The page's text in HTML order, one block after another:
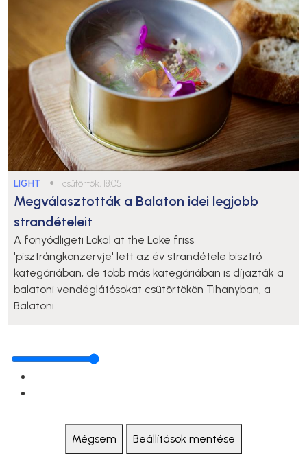
LIGHT ● csütörtök, 18:05
Megválasztották a Balaton idei legjobb
strandételeit
A fonyódligeti Lokal at the Lake friss
'pisztrángkonzervje' lett az év strandétele bisztró
kategóriában, de több más kategóriában is díjazták a
balatoni vendéglátósokat csütörtökön Tihanyban, a
Balatoni ...
Mégsem Beállítások mentése